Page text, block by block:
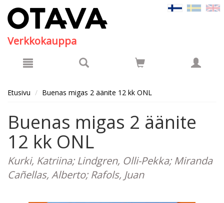
Verkkokauppa
Etusivu Buenas migas 2 äänite 12 kk ONL
Buenas migas 2 äänite
12 kk ONL
Kurki, Katriina; Lindgren, Olli-Pekka; Miranda
Cañellas, Alberto; Rafols, Juan